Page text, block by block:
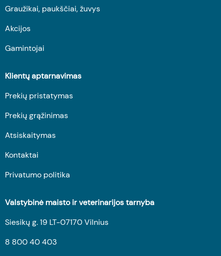
Graužikai, paukščiai, žuvys
Akcijos
Gamintojai
Klientų aptarnavimas
Prekių pristatymas
Prekių grąžinimas
Atsiskaitymas
Kontaktai
Privatumo politika
Valstybinė maisto ir veterinarijos tarnyba
Siesikų g. 19 LT-07170 Vilnius
8 800 40 403